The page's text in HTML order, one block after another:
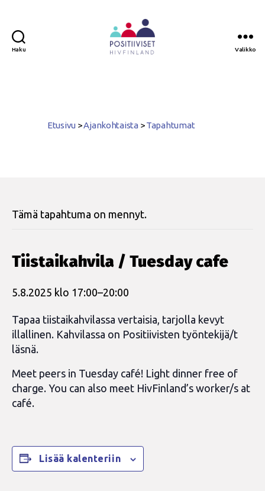
Haku Valikko
Etusivu >Ajankohtaista >Tapahtumat
Tämä tapahtuma on mennyt.
Tiistaikahvila / Tuesday cafe
5.8.2025 klo 17:00–20:00
Tapaa tiistaikahvilassa vertaisia, tarjolla kevyt
illallinen. Kahvilassa on Positiivisten työntekijä/t
läsnä.
Meet peers in Tuesday café! Light dinner free of
charge. You can also meet HivFinland’s worker/s at
café.
Lisää kalenteriin